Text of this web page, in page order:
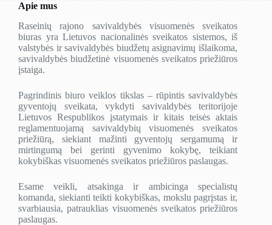
Apie mus
Raseinių rajono savivaldybės visuomenės sveikatos
biuras yra Lietuvos nacionalinės sveikatos sistemos, iš
valstybės ir savivaldybės biudžetų asignavimų išlaikoma,
savivaldybės biudžetinė visuomenės sveikatos priežiūros
įstaiga.
Pagrindinis biuro veiklos tikslas – rūpintis savivaldybės
gyventojų sveikata, vykdyti savivaldybės teritorijoje
Lietuvos Respublikos įstatymais ir kitais teisės aktais
reglamentuojamą savivaldybių visuomenės sveikatos
priežiūrą, siekiant mažinti gyventojų sergamumą ir
mirtingumą bei gerinti gyvenimo kokybę, teikiant
kokybiškas visuomenės sveikatos priežiūros paslaugas.
Esame veikli, atsakinga ir ambicinga specialistų
komanda, siekianti teikti kokybiškas, mokslu pagrįstas ir,
svarbiausia, patrauklias visuomenės sveikatos priežiūros
paslaugas.